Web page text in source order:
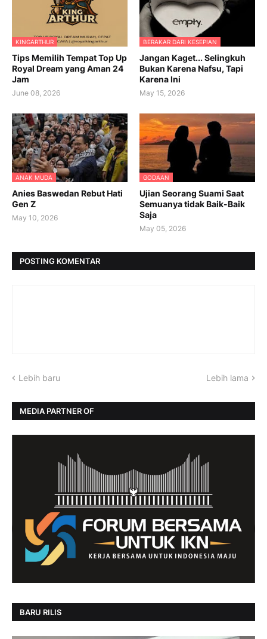
KINGARTHUR
Tips Memilih Tempat Top Up
Royal Dream yang Aman 24
Jam
June 08, 2026
BERAKAR DARI KESEPIAN
Jangan Kaget... Selingkuh
Bukan Karena Nafsu, Tapi
Karena Ini
May 15, 2026
ANAK MUDA
Anies Baswedan Rebut Hati
Gen Z
May 10, 2026
GODAAN
Ujian Seorang Suami Saat
Semuanya tidak Baik-Baik
Saja
May 05, 2026
POSTING KOMENTAR
Lebih baru Lebih lama
MEDIA PARTNER OF
BARU RILIS